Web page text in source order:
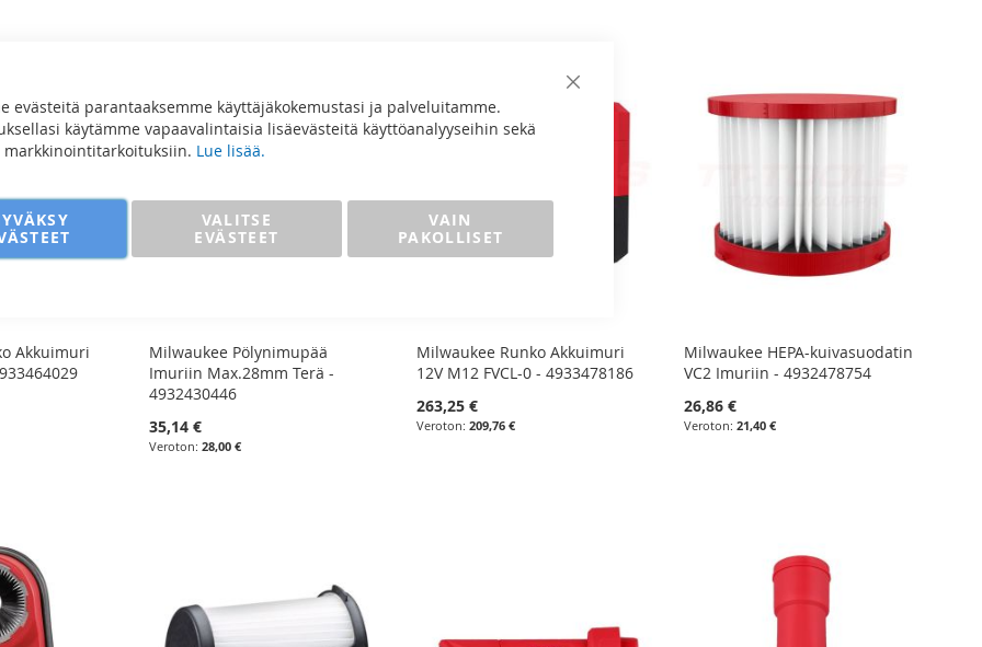
Sulje
evästeitä parantaaksemme käyttäjäkokemustasi ja palveluitamme.
käytämme vapaavalintaisia lisäevästeitä käyttöanalyyseihin sekä
markkinointitarkoituksiin. Lue lisää.
VALITSE
EVÄSTEET
VAIN
PAKOLLISET
Akkuimuri
Milwaukee Pölynimupää
Imuriin Max.28mm Terä -
4932430446
35,14 €
28,00 €
Milwaukee Runko Akkuimuri
12V M12 FVCL-0 - 4933478186
263,25 €
209,76 €
Milwaukee HEPA-kuivasuodatin
VC2 Imuriin - 4932478754
26,86 €
21,40 €